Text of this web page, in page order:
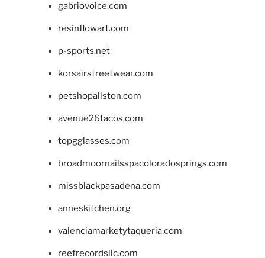
gabriovoice.com
resinflowart.com
p-sports.net
korsairstreetwear.com
petshopallston.com
avenue26tacos.com
topgglasses.com
broadmoornailsspacoloradosprings.com
missblackpasadena.com
anneskitchen.org
valenciamarketytaqueria.com
reefrecordsllc.com